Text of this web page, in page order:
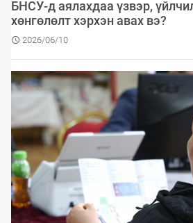
​БНСУ-д аялахдаа үзвэр,
хөнгөлөлт хэрхэн авах вэ?
2026/06/10